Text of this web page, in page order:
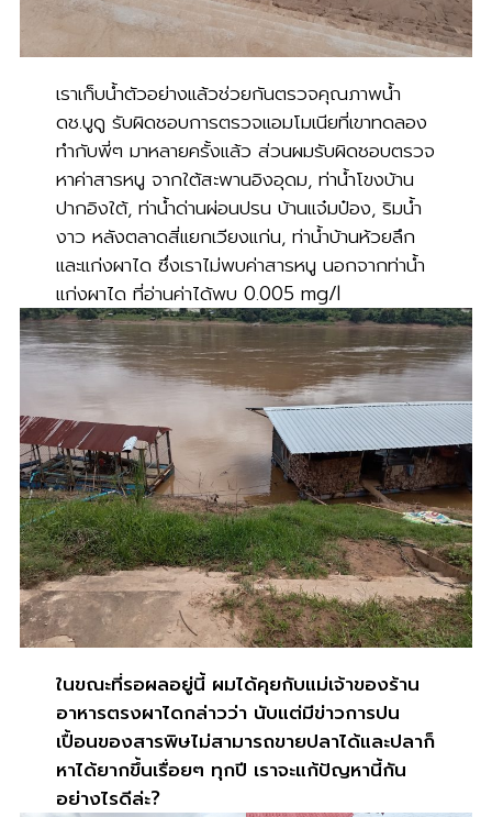
เราเก็บน้ำตัวอย่างแล้วช่วยกันตรวจคุณภาพน้ำ
ดช.บูดู รับผิดชอบการตรวจแอมโมเนียที่เขาทดลอง
ทำกับพี่ๆ มาหลายครั้งแล้ว ส่วนผมรับผิดชอบตรวจ
หาค่าสารหนู จากใต้สะพานอิงอุดม, ท่าน้ำโขงบ้าน
ปากอิงใต้, ท่าน้ำด่านผ่อนปรน บ้านแจ๋มป๋อง, ริมน้ำ
งาว หลังตลาดสี่แยกเวียงแก่น, ท่าน้ำบ้านห้วยลึก
และแก่งผาได ซึ่งเราไม่พบค่าสารหนู นอกจากท่าน้ำ
แก่งผาได ที่อ่านค่าได้พบ 0.005 mg/l
ในขณะที่รอผลอยู่นี้ ผมได้คุยกับแม่เจ้าของร้าน
อาหารตรงผาไดกล่าวว่า นับแต่มีข่าวการปน
เปื้อนของสารพิษไม่สามารถขายปลาได้และปลาก็
หาได้ยากขึ้นเรื่อยๆ ทุกปี เราจะแก้ปัญหานี้กัน
อย่างไรดีล่ะ?